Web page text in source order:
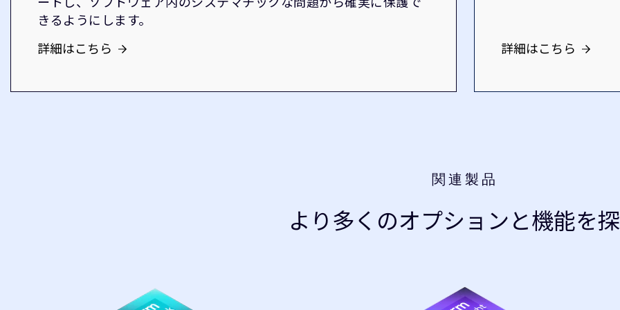
きるようにします。
詳細はこちら
詳細はこちら
関連製品
より多くのオプションと機能を